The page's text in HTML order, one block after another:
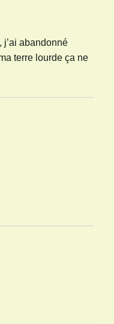
j’ai abandonné
terre lourde ça ne